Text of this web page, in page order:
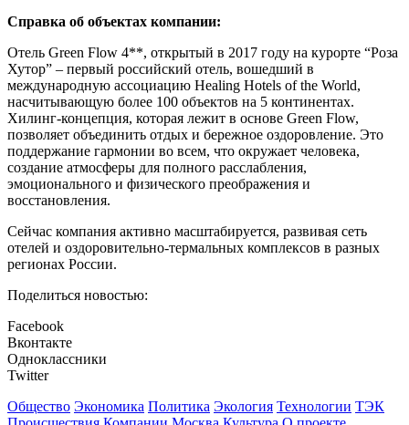
Справка об объектах компании:
Отель Green Flow 4**, открытый в 2017 году на курорте “Роза
Хутор” – первый российский отель, вошедший в
международную ассоциацию Healing Hotels of the World,
насчитывающую более 100 объектов на 5 континентах.
Хилинг-концепция, которая лежит в основе Green Flow,
позволяет объединить отдых и бережное оздоровление. Это
поддержание гармонии во всем, что окружает человека,
создание атмосферы для полного расслабления,
эмоционального и физического преображения и
восстановления.
Сейчас компания активно масштабируется, развивая сеть
отелей и оздоровительно-термальных комплексов в разных
регионах России.
Поделиться новостью:
Facebook
Вконтакте
Одноклассники
Twitter
Общество Экономика Политика Экология Технологии ТЭК